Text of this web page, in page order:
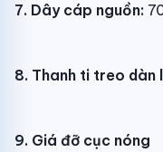
7. Dây cáp nguồn:
8. Thanh ti treo dàn
9. Giá đỡ cục nóng